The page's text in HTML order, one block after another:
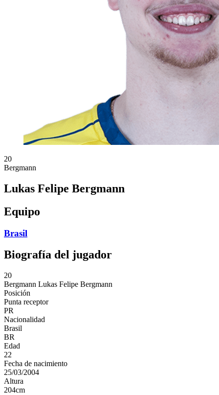
20
Bergmann
Lukas Felipe Bergmann
Equipo
Brasil
Biografía del jugador
20
Bergmann Lukas Felipe Bergmann
Posición
Punta receptor
PR
Nacionalidad
Brasil
BR
Edad
22
Fecha de nacimiento
25/03/2004
Altura
204cm